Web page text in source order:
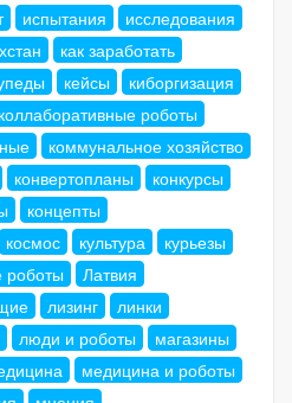
испытания
исследования
как заработать
кейсы
киборгизация
коллаборативные роботы
коммунальное хозяйство
конвертопланы
конкурсы
концепты
космос культура
курьезы
роботы
Латвия
лизинг
линки
люди и роботы
магазины
медицина и роботы